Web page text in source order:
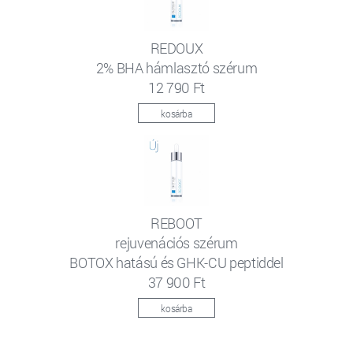
REDOUX
2% BHA hámlasztó szérum
12 790 Ft
kosárba
REBOOT
rejuvenációs szérum
BOTOX hatású és GHK-CU peptiddel
37 900 Ft
kosárba